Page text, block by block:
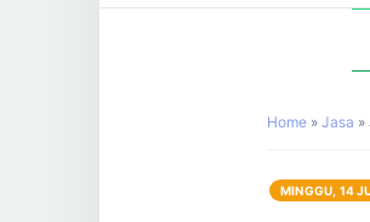
Home » Jasa »
MINGGU, 14